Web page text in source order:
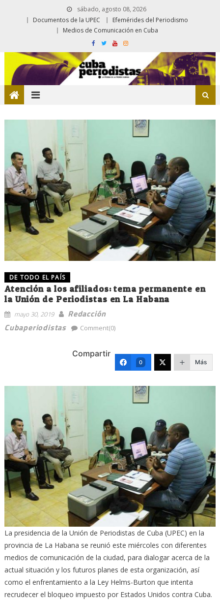
sábado, agosto 08, 2026
Documentos de la UPEC
Efemérides del Periodismo
Medios de Comunicación en Cuba
DE TODO EL PAÍS
Atención a los afiliados: tema permanente en
la Unión de Periodistas en La Habana
mayo 30, 2019
Redacción
Cubaperiodistas
Comment(0)
Compartir
0 Más
La presidencia de la Unión de Periodistas de Cuba (UPEC) en la
provincia de La Habana se reunió este miércoles con diferentes
medios de comunicación de la ciudad, para dialogar acerca de la
actual situación y los futuros planes de esta organización, así
como el enfrentamiento a la Ley Helms-Burton que intenta
recrudecer el bloqueo impuesto por Estados Unidos contra Cuba.